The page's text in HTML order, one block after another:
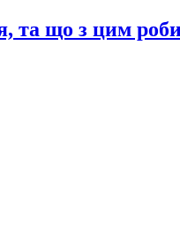
та що з цим